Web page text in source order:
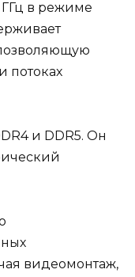
ГГц в режиме
потоках
и DDR5. Он
видеомонтаж,